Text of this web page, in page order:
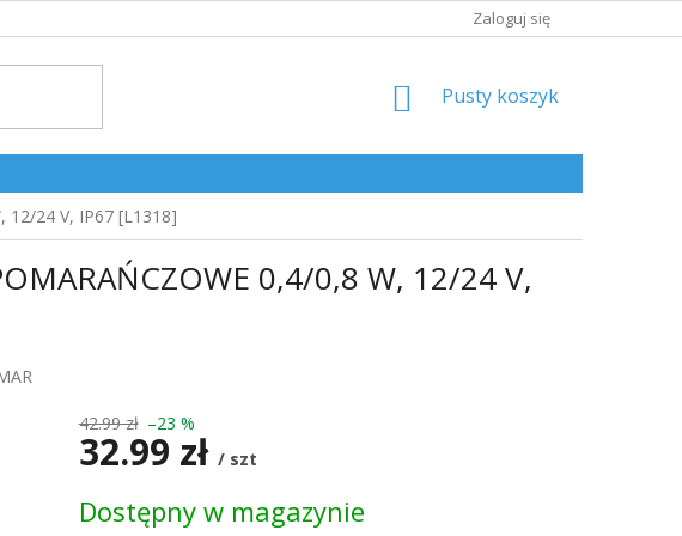
Zaloguj się
KOSZYK
Pusty koszyk
12/24 V, IP67 [L1318]
0,4/0,8 W, 12/24 V,
42.99 zł –23 %
32.99 zł / szt
jednostkowa:
Dostępny w magazynie